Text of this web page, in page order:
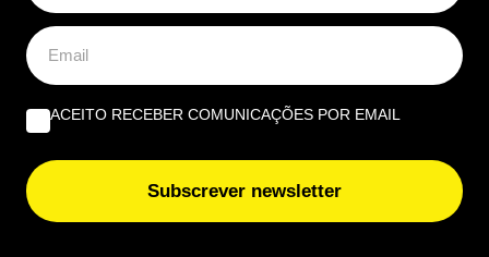
“É o local perfeito”: britânicos
consideram este lugar em Portugal um
dos melhores destinos para
reformados
Especialistas destacam um destino em Portugal
ACEITO RECEBER COMUNICAÇÕES POR EMAIL
Subscrever newsletter